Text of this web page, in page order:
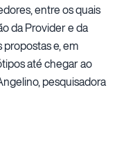
entre os quais
da Provider e da
propostas e, em
até chegar ao
pesquisadora